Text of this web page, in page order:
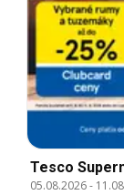
Tesco
05.08.2026-